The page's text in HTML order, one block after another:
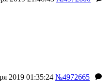
2019 01:35:24 №4972665